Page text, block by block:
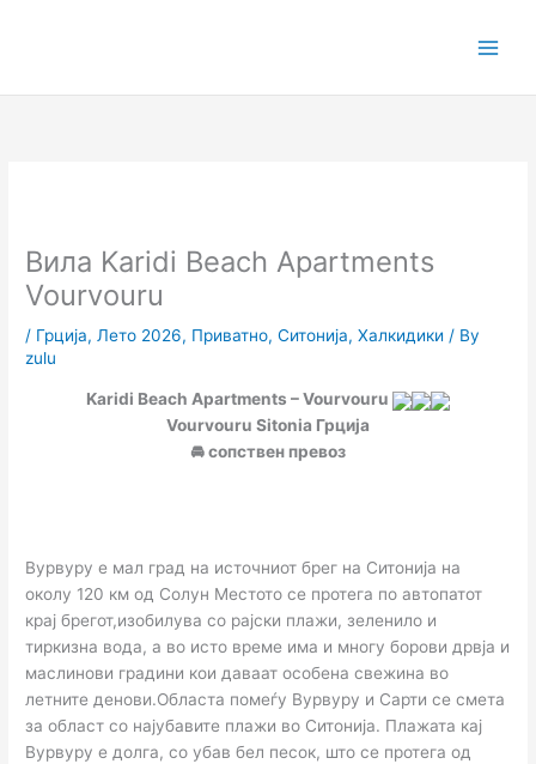
Вила Karidi Beach Apartments
Vourvouru
/ Грција, Лето 2026, Приватно,Ситонија,Халкидики / By
zulu
Karidi Beach Apartments – Vourvouru
Vourvouru Sitonia Грција
🚘 сопствен превоз
Вурвуру е мал град на источниот брег на Ситонија на
околу 120 км од Солун Местото се протега по автопатот
крај брегот,изобилува со рајски плажи, зеленило и
тиркизна вода, а во исто време има и многу борови дрвја и
маслинови градини кои даваат особена свежина во
летните денови.Областа помеѓу Вурвуру и Сарти се смета
за област со најубавите плажи во Ситонија. Плажата кај
Вурвуру е долга, со убав бел песок, што се протега од